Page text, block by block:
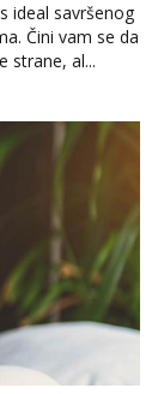
ideal savršenog
Čini vam se da
strane, al...